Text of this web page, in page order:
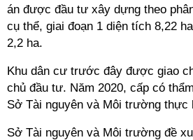
án được đầu tư xây dựng theo
cụ thể, giai đoạn 1 diện tích 8,22
2,2 ha.
Khu dân cư trước đây được giao
chủ đầu tư. Năm 2020, cấp có
Sở Tài nguyên và Môi trường thực
Sở Tài nguyên và Môi trường đề